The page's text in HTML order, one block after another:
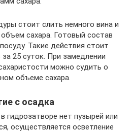
стоит слить немного вина и
сахара. Готовый состав
Такие действия стоит
25 суток. При замедлении
можно судить о
объеме сахара.
с осадка
гидрозатворе нет пузырей или
осуществляется осветление